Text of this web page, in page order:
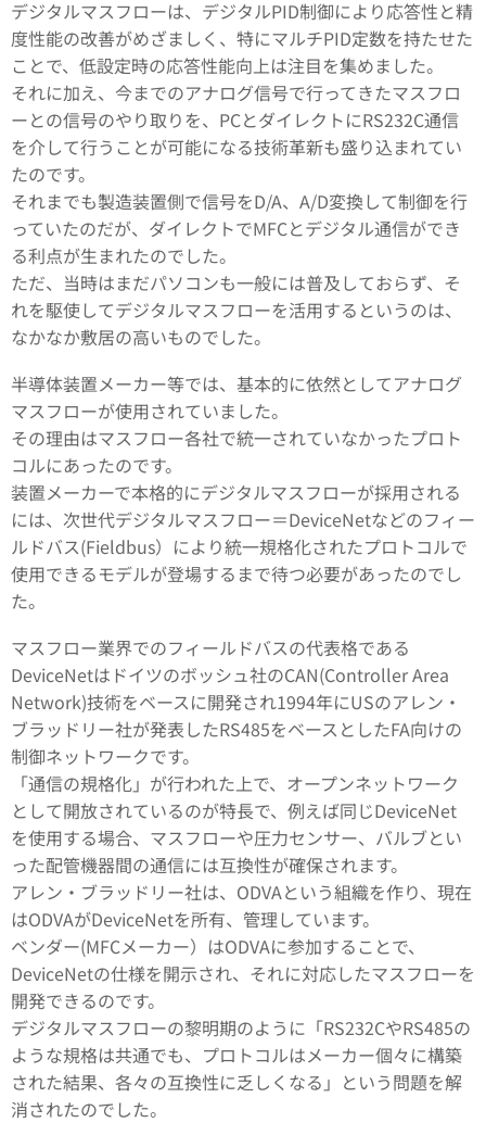
デジタルマスフローは、デジタルPID制御により応答性と精
度性能の改善がめざましく、特にマルチPID定数を持たせた
ことで、低設定時の応答性能向上は注目を集めました。
それに加え、今までのアナログ信号で行ってきたマスフロ
ーとの信号のやり取りを、PCとダイレクトにRS232C通信
を介して行うことが可能になる技術革新も盛り込まれてい
たのです。
それまでも製造装置側で信号をD/A、A/D変換して制御を行
っていたのだが、ダイレクトでMFCとデジタル通信ができ
る利点が生まれたのでした。
ただ、当時はまだパソコンも一般には普及しておらず、そ
れを駆使してデジタルマスフローを活用するというのは、
なかなか敷居の高いものでした。
半導体装置メーカー等では、基本的に依然としてアナログ
マスフローが使用されていました。
その理由はマスフロー各社で統一されていなかったプロト
コルにあったのです。
装置メーカーで本格的にデジタルマスフローが採用される
には、次世代デジタルマスフロー＝DeviceNetなどのフィー
ルドバス(Fieldbus）により統一規格化されたプロトコルで
使用できるモデルが登場するまで待つ必要があったのでし
た。
マスフロー業界でのフィールドバスの代表格である
DeviceNetはドイツのボッシュ社のCAN(Controller Area
Network)技術をベースに開発され1994年にUSのアレン・
ブラッドリー社が発表したRS485をベースとしたFA向けの
制御ネットワークです。
「通信の規格化」が行われた上で、オープンネットワーク
として開放されているのが特長で、例えば同じDeviceNet
を使用する場合、マスフローや圧力センサー、バルブとい
った配管機器間の通信には互換性が確保されます。
アレン・ブラッドリー社は、ODVAという組織を作り、現在
はODVAがDeviceNetを所有、管理しています。
ベンダー(MFCメーカー）はODVAに参加することで、
DeviceNetの仕様を開示され、それに対応したマスフローを
開発できるのです。
デジタルマスフローの黎明期のように「RS232CやRS485の
ような規格は共通でも、プロトコルはメーカー個々に構築
された結果、各々の互換性に乏しくなる」という問題を解
消されたのでした。